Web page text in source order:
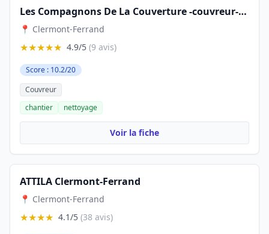
Les Compagnons De La Couverture -couvreur-Zingeur- Clermont-Ferrand
📍 Clermont-Ferrand
★★★★★ 4.9/5 (9 avis)
Score : 10.2/20
Couvreur
chantier
nettoyage
Voir la fiche
ATTILA Clermont-Ferrand
📍 Clermont-Ferrand
★★★★ 4.1/5 (38 avis)